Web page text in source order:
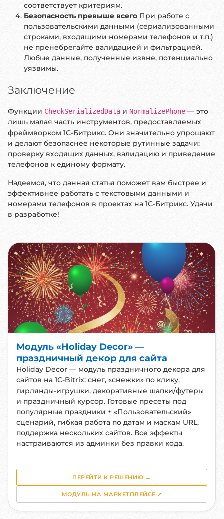
соответствует критериям.
Безопасность превыше всего При работе с
пользовательскими данными (сериализованными
строками, входящими номерами телефонов и т.п.)
не пренебрегайте валидацией и фильтрацией.
Любые данные, полученные извне, потенциально
уязвимы.
Заключение
Функции CheckSerializedData и NormalizePhone — это
лишь малая часть инструментов, предоставляемых
фреймворком 1С-Битрикс. Они значительно упрощают
и делают безопаснее некоторые рутинные задачи:
проверку входящих данных, валидацию и приведение
телефонов к единому формату.
Надеемся, что данная статья поможет вам быстрее и
эффективнее работать с текстовыми данными и
номерами телефонов в проектах на 1С-Битрикс. Удачи
в разработке!
Модуль «Holiday Decor» —
праздничный декор для сайта
Holiday Decor — модуль праздничного декора для
сайтов на 1C-Bitrix: снег, «снежки» по клику,
гирлянды-игрушки, декоративные шапки/футеры
и праздничный курсор. Готовые пресеты под
популярные праздники + «Пользовательский»
сценарий, гибкая работа по датам и маскам URL,
поддержка нескольких сайтов. Все эффекты
настраиваются из админки без правки кода.
ПЕРЕЙТИ К РЕШЕНИЮ →
МОДУЛЬ НА МАРКЕТПЛЕЙСЕ ↗